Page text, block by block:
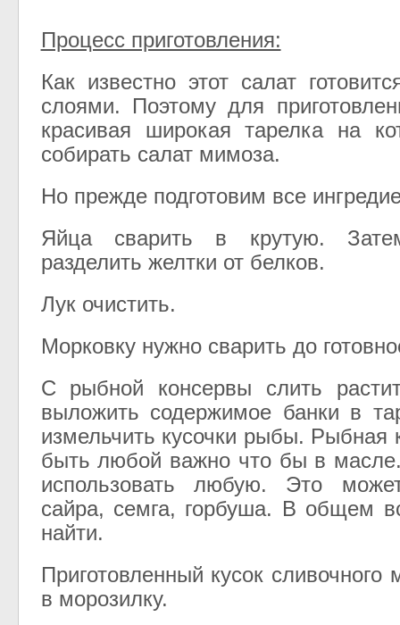
Процесс приготовления:
Как известно этот салат
слоями. Поэтому для
красивая широкая тарелка на
собирать салат мимоза.
Но прежде подготовим все
Яйца сварить в крутую.
разделить желтки от белков.
Лук очистить.
Морковку нужно сварить до
С рыбной консервы слить
выложить содержимое банки в
измельчить кусочки рыбы. Рыбная
быть любой важно что бы в
использовать любую. Это
сайра, семга, горбуша. В общем
найти.
Приготовленный кусок сливочного
в морозилку.